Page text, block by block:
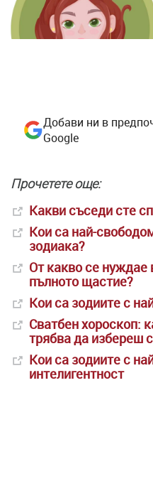
Добави ни в
Google
Прочетете още:
Какви съседи сте
Кои са най-
зодиака?
От какво се нуждае
пълното щастие?
Кои са зодиите с
Сватбен хороскоп:
трябва да избереш
Кои са зодиите с
интелигентност